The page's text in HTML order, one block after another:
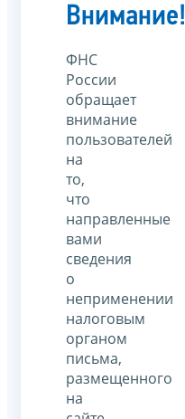
Внимание!
ФНС
России
обращает
внимание
пользователей
на
то,
что
направленные
вами
сведения
о
неприменении
налоговым
органом
письма,
размещенного
на